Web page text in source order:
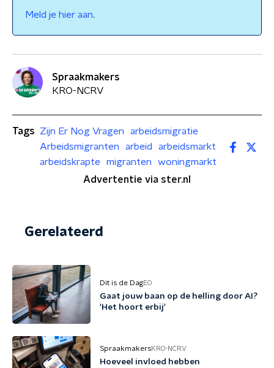
Meld je hier aan.
Spraakmakers
KRO-NCRV
Tags Zijn Er Nog Vragen
arbeidsmigratie
Arbeidsmigranten
arbeid
arbeidsmarkt
arbeidskrapte
migranten
woningmarkt
Advertentie via ster.nl
Gerelateerd
Dit is de DagEO
Gaat jouw baan op de helling door AI?
'Het hoort erbij'
SpraakmakersKRO-NCRV
Hoeveel invloed hebben